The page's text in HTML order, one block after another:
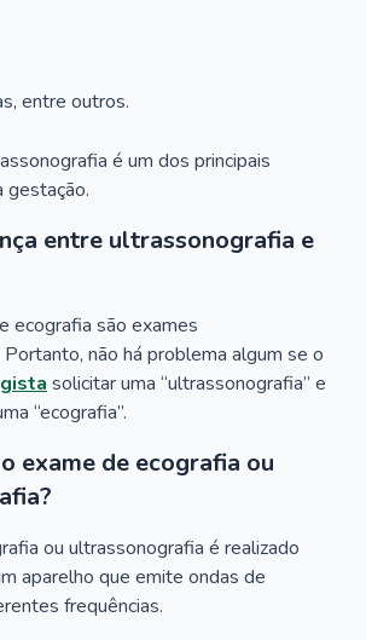
entre outros.
é um dos principais
gestação.
entre ultrassonografia e
ecografia são exames
não há problema algum se o
solicitar uma “ultrassonografia” e
“ecografia”.
exame de ecografia ou
ou ultrassonografia é realizado
aparelho que emite ondas de
frequências.